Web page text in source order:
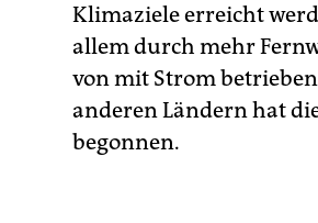
Klimaziele erreicht
allem durch mehr
von mit Strom
anderen Ländern hat
begonnen.